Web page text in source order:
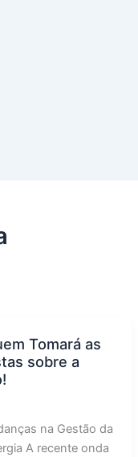
Tomará as
sobre a
na Gestão da
A recente onda